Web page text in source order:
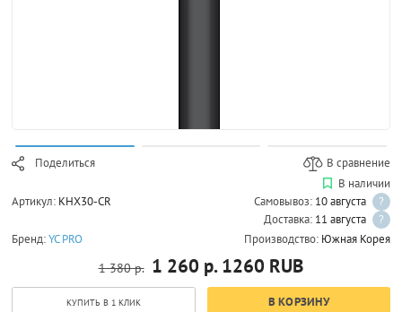
Поделиться В сравнение
Артикул: KHX30-CR
В наличии
Самовывоз: 10 августа
?
Доставка: 11 августа
?
Бренд:YC PRO Производство: Южная Корея
1 380 р. 1 260 р. 1260 RUB
КУПИТЬ В 1 КЛИК В КОРЗИНУ